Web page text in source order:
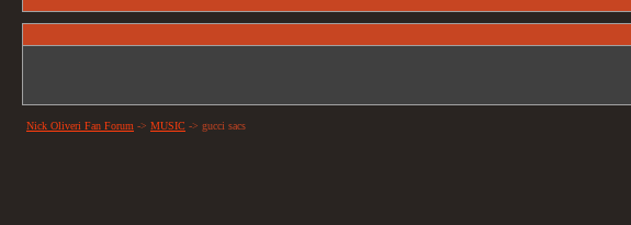
Nick Oliveri Fan Forum -> MUSIC -> gucci sacs